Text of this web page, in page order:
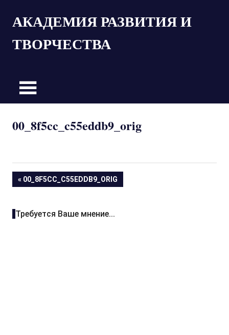
АКАДЕМИЯ РАЗВИТИЯ И
ТВОРЧЕСТВА
00_8f5cc_c55eddb9_orig
Навигация
записям
ПРЕДЫДУЩАЯ
00_8F5CC_C55EDDB9_ORIG
Требуется Ваше мнение...